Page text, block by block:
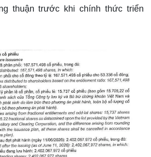
thuận trước khi chính thức triển